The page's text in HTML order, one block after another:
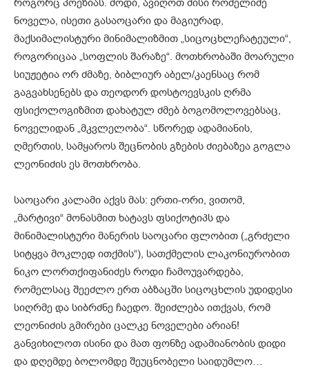
როგორც პოეზიას. მოდი, ავიღოთ მისი რომელიმე
ნოველა, ისეთი გასაოცარი და მაგიურად,
მაქსიმალისტური მინიმალიზმით „სიცოცხლეჩატეული“,
როგორიცაა „სოფლის შარაზე“. მოთხრობაში მოარული
სიუჟეტია ორ ძმაზე, ბიბლიურ აბელ/კაენსაც რომ
გაგვახსენებს და თეოდორ დოსტოევსკის ღრმა
ფსიქოლოგიზმით დახატულ ძმებ ბოგომოლოვებსაც,
ნოველიდან „მკვლელობა“. სწორედ ადამიანის,
ღმერთის, სამყაროს შეცნობის გზების ძიებაზეა გოგლა
ლეონიძის ეს მოთხრობა.
საოცარი კალამი აქვს მას: ერთი-ორი, ვითომ,
„მარტივი“ მონასმით ხატავს ფსიქოტიპს და
მინიმალისტური მანერის საოცარი ფლობით („გრძელი
სიტყვა მოკლედ ითქმის“), სათქმელის ლაკონიურობით
ნიკო ლორთქიფანიძეს როდი ჩამოუვარდება,
რომელსაც შეეძლო ერთ აბზაცში სიცოცხლის უდიდესი
სიღრმე და სიბრძნე ჩაედო. შეიძლება ითქვას, რომ
ლეონიძის გმირები ცალკე ნოველები არიან!
განვიხილოთ ისინი და მათ ფონზე ადამიანობის დიდი
და დღემდე ბოლომდე შეუცნობელი საიდუმლო…